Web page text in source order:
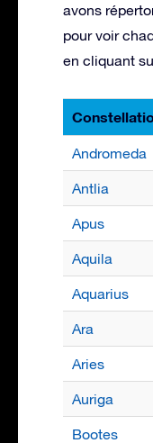
avons
pour voir
en cliquant
Andromeda
Antlia
Apus
Aquila
Aquarius
Ara
Aries
Auriga
Bootes